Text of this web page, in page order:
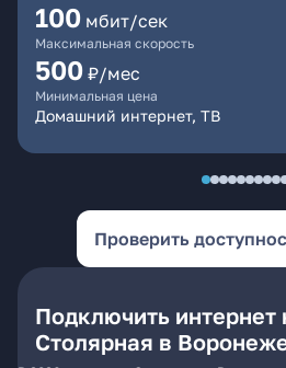
100 мбит/сек
Максимальная скорость
500 ₽/мес
Минимальная цена
Домашний интернет, ТВ
Проверить
Подключить интернет
Столярная в